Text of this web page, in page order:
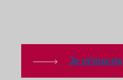
Je m'inscris